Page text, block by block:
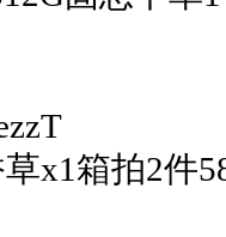
x1箱拍2件